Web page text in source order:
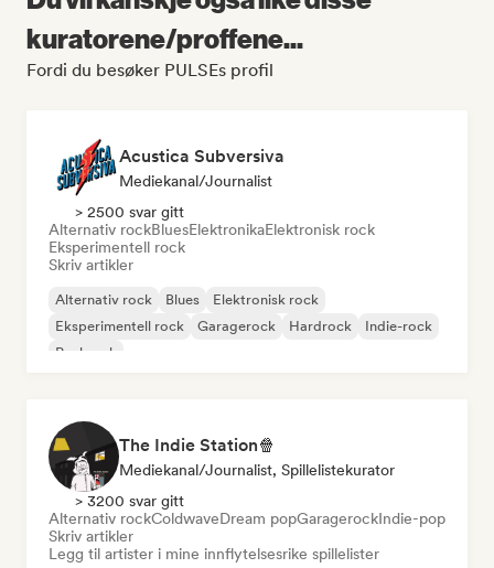
kuratorene/proffene...
Fordi du besøker PULSEs profil
Acustica Subversiva
Mediekanal/journalist
> 2500 svar gitt
Alternativ rockBluesElektronikaElektronisk rock
Eksperimentell rock
Skriv artikler
Alternativ rock Blues
Elektronisk rock
Eksperimentell rock
Garagerock Hardrock
Indie-rock
Punkrock
The Indie Station🍿
Mediekanal/journalist, Spillelistekurator
> 3200 svar gitt
Alternativ rockColdwaveDream popGaragerockIndie-pop
Skriv artikler
Legg til artister i mine innflytelsesrike spillelister